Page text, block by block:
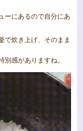
ーにあるので自分にあ
で炊き上げ、そのまま
感がありますね。